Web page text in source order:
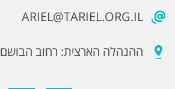
ARIEL@TARIEL.ORG.IL
ההנהלה הארצית: רחוב הבושם 11, גילה ירושלים